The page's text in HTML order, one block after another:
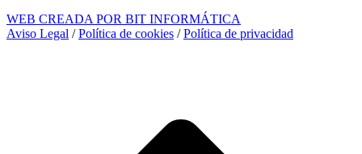
WEB CREADA POR BIT INFORMÁTICA
Aviso Legal /Política de cookies /Política de privacidad